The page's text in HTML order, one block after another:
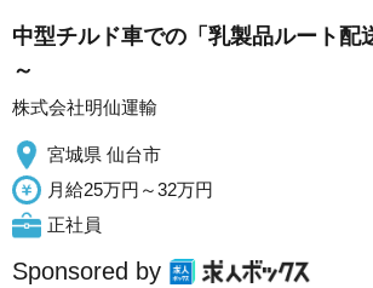
中型チルド車での「乳製品ルート配
～
株式会社明仙運輸
宮城県 仙台市
月給25万円～32万円
正社員
Sponsored by